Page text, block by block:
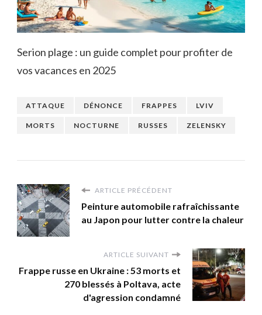
Serion plage : un guide complet pour profiter de
vos vacances en 2025
ATTAQUE DÉNONCE FRAPPES LVIV
MORTS NOCTURNE RUSSES ZELENSKY
ARTICLE PRÉCÉDENT
Peinture automobile rafraîchissante
au Japon pour lutter contre la chaleur
ARTICLE SUIVANT
Frappe russe en Ukraine : 53 morts et
270 blessés à Poltava, acte
d'agression condamné